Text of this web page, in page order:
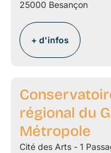
25000 Besançon
+ d'infos
régional du
Métropole
Cité des Arts - 1